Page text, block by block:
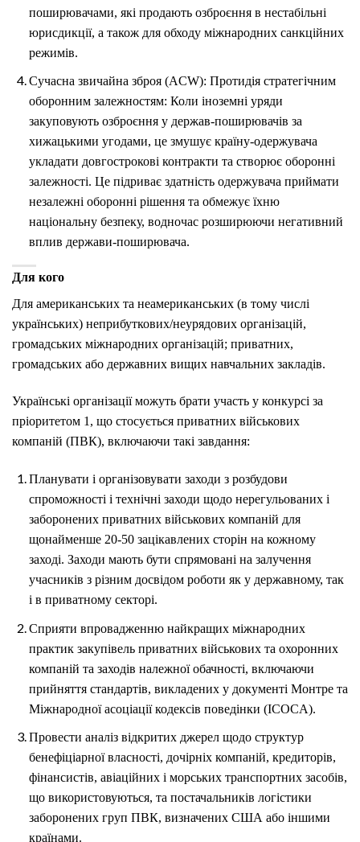
поширювачами, які продають озброєння в нестабільні
юрисдикції, а також для обходу міжнародних санкційних
режимів.
Сучасна звичайна зброя (ACW): Протидія стратегічним
оборонним залежностям: Коли іноземні уряди
закуповують озброєння у держав-поширювачів за
хижацькими угодами, це змушує країну-одержувача
укладати довгострокові контракти та створює оборонні
залежності. Це підриває здатність одержувача приймати
незалежні оборонні рішення та обмежує їхню
національну безпеку, водночас розширюючи негативний
вплив держави-поширювача.
Для кого
Для американських та неамериканських (в тому числі
українських) неприбуткових/неурядових організацій,
громадських міжнародних організацій; приватних,
громадських або державних вищих навчальних закладів.
Українські організації можуть брати участь у конкурсі за
пріоритетом 1, що стосується приватних військових
компаній (ПВК), включаючи такі завдання:
Планувати і організовувати заходи з розбудови
спроможності і технічні заходи щодо нерегульованих і
заборонених приватних військових компаній для
щонайменше 20-50 зацікавлених сторін на кожному
заході. Заходи мають бути спрямовані на залучення
учасників з різним досвідом роботи як у державному, так
і в приватному секторі.
Сприяти впровадженню найкращих міжнародних
практик закупівель приватних військових та охоронних
компаній та заходів належної обачності, включаючи
прийняття стандартів, викладених у документі Монтре та
Міжнародної асоціації кодексів поведінки (ICOCA).
Провести аналіз відкритих джерел щодо структур
бенефіціарної власності, дочірніх компаній, кредиторів,
фінансистів, авіаційних і морських транспортних засобів,
що використовуються, та постачальників логістики
заборонених груп ПВК, визначених США або іншими
країнами.